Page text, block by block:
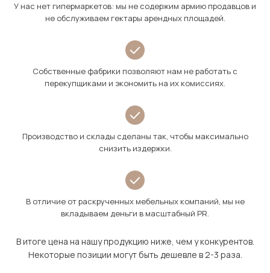
У нас нет гипермаркетов: мы не содержим армию продавцов и
не обслуживаем гектары арендных площадей.
Собственные фабрики позволяют нам не работать с
перекупщиками и экономить на их комиссиях.
Производство и склады сделаны так, чтобы максимально
снизить издержки.
В отличие от раскрученных мебельных компаний, мы не
вкладываем деньги в масштабный PR.
В итоге цена на нашу продукцию ниже, чем у конкурентов.
Некоторые позиции могут быть дешевле в 2-3 раза.